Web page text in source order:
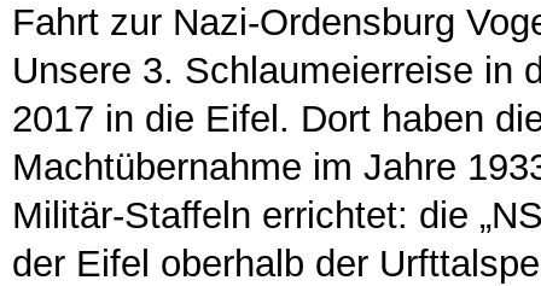
Fahrt zur Nazi-Ordensburg
Unsere 3. Schlaumeierreise in
2017 in die Eifel. Dort haben
Machtübernahme im Jahre
Militär-Staffeln errichtet: die
der Eifel oberhalb der